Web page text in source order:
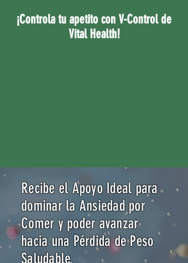
¡Controla tu apetito con V-Control de
Vital Health!
Recibe el Apoyo Ideal para
dominar la Ansiedad por
Comer y poder avanzar
hacia una Pérdida de Peso
Saludable.